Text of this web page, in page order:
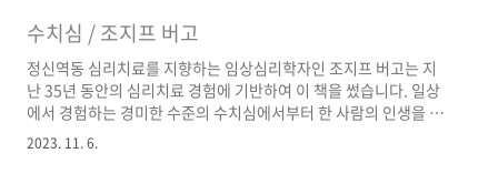
작품을 만드는 행위 모두 생존과 짝짓기라는 동기에 의해 추동된다
목적이 아니라 사회 안에서 생존과 짝짓기에 도움이 되기 때문에 채
택된 일종의 도구라고 봅니다. 금강산 구경을 하기 위해 밥을 먹는
것이 아니라, 인간의 본질적 욕구(식욕, 성욕)을 채우는 데 도움이 ..
수치심 / 조지프 버고
정신역동 심리치료를 지향하는 임상심리학자인 조지프 버고는 지
난 35년 동안의 심리치료 경험에 기반하여 이 책을 썼습니다. 일상
에서 경험하는 경미한 수준의 수치심에서부터 한 사람의 인생을 꽉
움켜쥐는 힘으로서의 강렬한 수치심에 이르기까지 수치심의 스펙
트럼이라 할 만한 것을 보여주는 책입니다. 저자에 따르면 수치심을
2023. 11. 6.